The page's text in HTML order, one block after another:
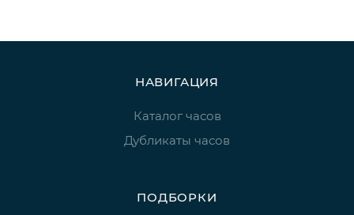
НАВИГАЦИЯ
Каталог часов
Дубликаты часов
ПОДБОРКИ